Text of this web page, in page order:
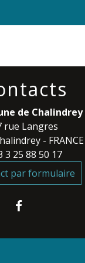
de Chalindrey
rue Langres
- FRANCE
3 25 88 50 17
par formulaire